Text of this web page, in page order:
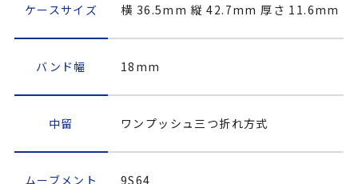
ケースサイズ 横 36.5mm 縦 42.7mm 厚さ 11.6mm
バンド幅 18mm
中留 ワンプッシュ三つ折れ方式
ムーブメント 9S64